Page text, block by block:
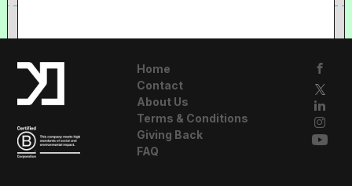
Home
Contact
About Us
Terms & Conditions
Giving Back
FAQ